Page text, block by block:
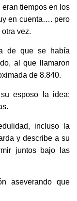
tiempos en los
en cuenta…. pero
vez.
de que se había
al que llamaron
de 8.840.
esposo la idea:
incluso la
y describe a su
juntos bajo las
aseverando que